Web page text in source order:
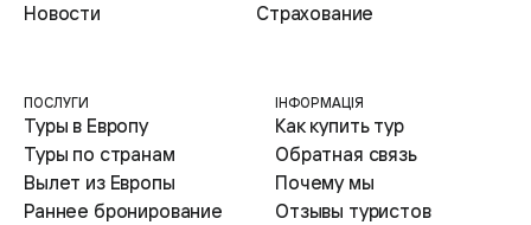
ПОСЛУГИ
Туры в Европу
Туры по странам
Вылет из Европы
Раннее бронирование
ІНФОРМАЦІЯ
Как купить тур
Обратная связь
Почему мы
Отзывы туристов
Новости
Страхование